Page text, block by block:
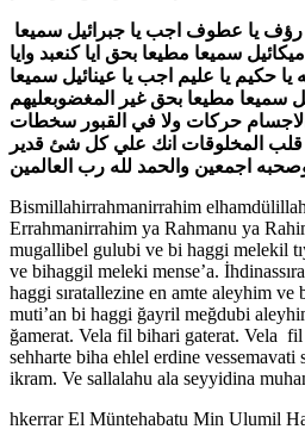
سميعا مطيعا بحق ايا كنعبد وايا
حكيم يا عليم اجب يا عينائيل سميعا
سميعا مطيعا بحق غير المغضوبعليهم
الاجسام حركات ولا في القبور سخطات
قلب المخلوقات انك علي كل شئ قدير
اجمعين والحمد لله رب العالمين
Bismillahirrahmanirrahim
Errahmanirrahim ya Rahmanu ya
mugallibel gulubi ve bi haggi melekil
ve bihaggil meleki mense’a.
haggi sıratallezine en amte aleyhim
muti’an bi haggi ğayril meğdubi
ğamerat. Vela fil bihari gaterat. Vela
sehharte biha ehlel erdine
ikram. Ve sallalahu ala seyyidina
hkerrar El Müntehabatu Min Ulumil